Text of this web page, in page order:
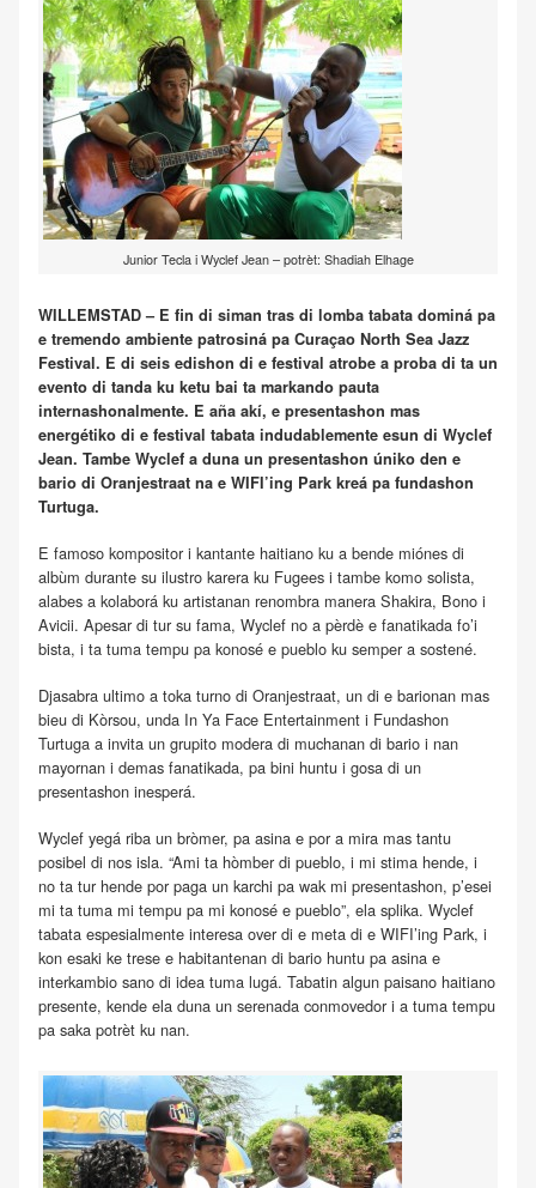
Junior Tecla i Wyclef Jean – potrèt: Shadiah Elhage
WILLEMSTAD – E fin di siman tras di lomba tabata dominá pa
e tremendo ambiente patrosiná pa Curaçao North Sea Jazz
Festival. E di seis edishon di e festival atrobe a proba di ta un
evento di tanda ku ketu bai ta markando pauta
internashonalmente. E aña akí, e presentashon mas
energétiko di e festival tabata indudablemente esun di Wyclef
Jean. Tambe Wyclef a duna un presentashon úniko den e
bario di Oranjestraat na e WIFI’ing Park kreá pa fundashon
Turtuga.
E famoso kompositor i kantante haitiano ku a bende miónes di
albùm durante su ilustro karera ku Fugees i tambe komo solista,
alabes a kolaborá ku artistanan renombra manera Shakira, Bono i
Avicii. Apesar di tur su fama, Wyclef no a pèrdè e fanatikada fo’i
bista, i ta tuma tempu pa konosé e pueblo ku semper a sostené.
Djasabra ultimo a toka turno di Oranjestraat, un di e barionan mas
bieu di Kòrsou, unda In Ya Face Entertainment i Fundashon
Turtuga a invita un grupito modera di muchanan di bario i nan
mayornan i demas fanatikada, pa bini huntu i gosa di un
presentashon inesperá.
Wyclef yegá riba un bròmer, pa asina e por a mira mas tantu
posibel di nos isla. “Ami ta hòmber di pueblo, i mi stima hende, i
no ta tur hende por paga un karchi pa wak mi presentashon, p’esei
mi ta tuma mi tempu pa mi konosé e pueblo”, ela splika. Wyclef
tabata espesialmente interesa over di e meta di e WIFI’ing Park, i
kon esaki ke trese e habitantenan di bario huntu pa asina e
interkambio sano di idea tuma lugá. Tabatin algun paisano haitiano
presente, kende ela duna un serenada conmovedor i a tuma tempu
pa saka potrèt ku nan.